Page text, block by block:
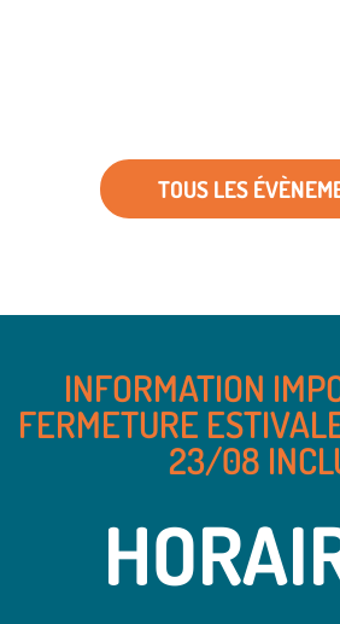
TOUS LES
INFORMATION
FERMETURE
23/08